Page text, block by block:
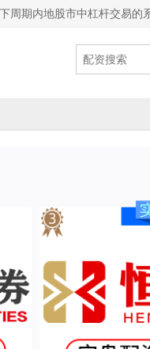
周期内地股市中杠杆交易的